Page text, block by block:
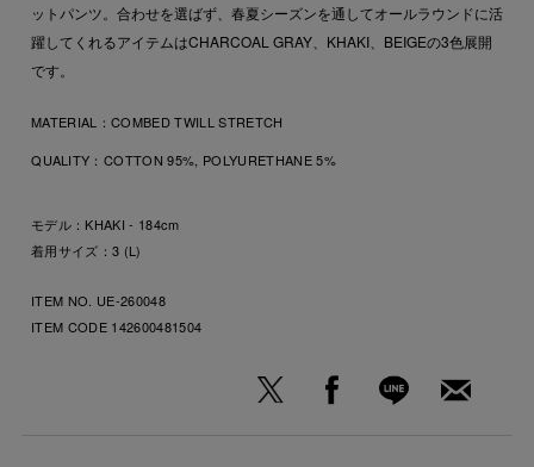
ットパンツ。合わせを選ばず、春夏シーズンを通してオールラウンドに活
躍してくれるアイテムはCHARCOAL GRAY、KHAKI、BEIGEの3色展開
です。
MATERIAL： COMBED TWILL STRETCH
QUALITY： COTTON 95%, POLYURETHANE 5%
モデル：KHAKI - 184cm
着用サイズ：3 (L)
ITEM NO. UE-260048
ITEM CODE 142600481504